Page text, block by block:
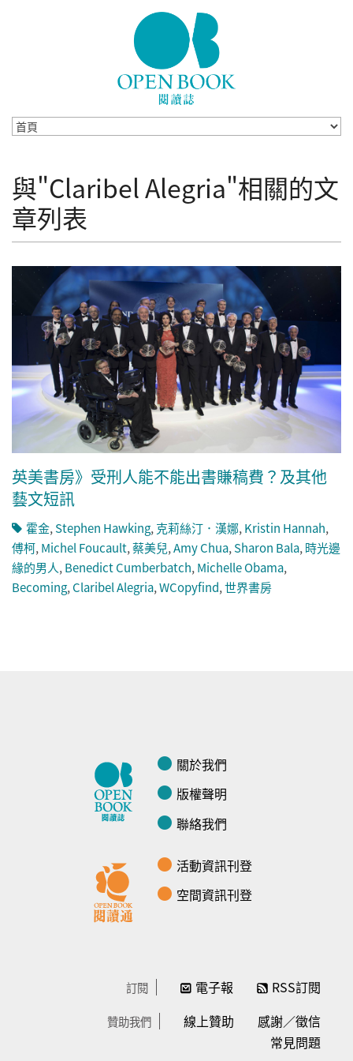
與"Claribel Alegria"相關的文
章列表
英美書房》受刑人能不能出書賺稿費？及其他
藝文短訊
霍金,Stephen Hawking,克莉絲汀．漢娜,Kristin Hannah,
傅柯,Michel Foucault,蔡美兒,Amy Chua,Sharon Bala,時光邊
緣的男人,Benedict Cumberbatch,Michelle Obama,
Becoming,Claribel Alegria,WCopyfind,世界書房
關於我們
版權聲明
聯絡我們
活動資訊刊登
空間資訊刊登
訂閱 電子報 RSS訂閱
贊助我們 線上贊助
感謝／徵信
常見問題